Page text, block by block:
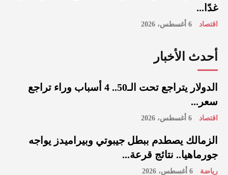
غدًا...
اقتصاد 6 أغسطس، 2026
أحدث الأخبار
الدولار يتراجع تحت الـ50.. 4 أسباب وراء تراجع
سعر...
اقتصاد 6 أغسطس، 2026
الزمالك يصطدم ببطل جيبوتي وبيراميدز يواجه
جورماهيا.. نتائج قرعة...
رياضة 6 أغسطس، 2026